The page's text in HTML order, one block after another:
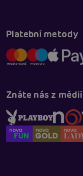
Platební metody
Znáte nás z médií